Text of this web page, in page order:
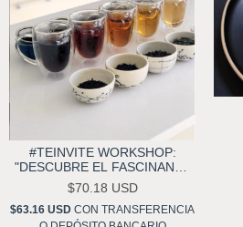
#TEINVITE WORKSHOP:
"DESCUBRE EL FASCINANTE
MUNDO DEL TÉ"
$70.18 USD
$63.16 USD CON TRANSFERENCIA